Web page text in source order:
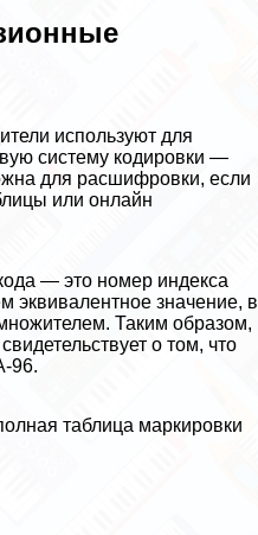
используют для
систему кодировки —
для расшифровки, если
или онлайн
— это номер индекса
эквивалентное значение, в
Таким образом,
о том, что
96.
таблица маркировки